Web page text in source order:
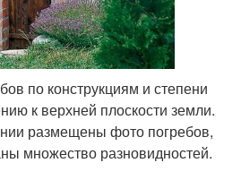
по конструкциям и степени
к верхней плоскости земли.
размещены фото погребов,
множество разновидностей.